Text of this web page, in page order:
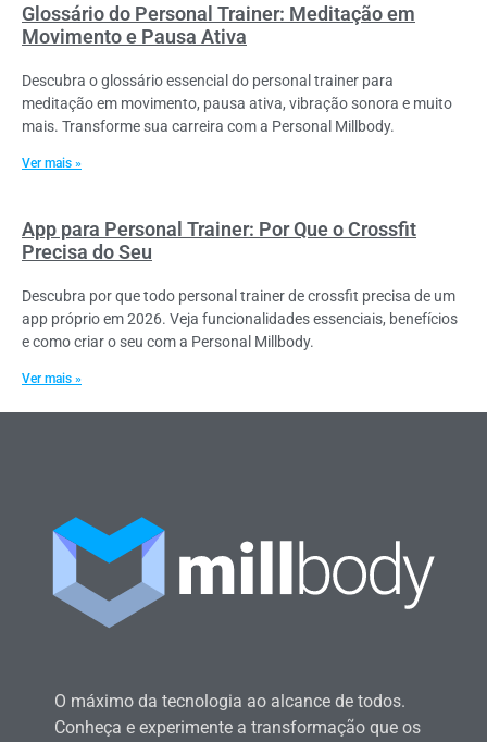
Glossário do Personal Trainer: Meditação em
Movimento e Pausa Ativa
Descubra o glossário essencial do personal trainer para
meditação em movimento, pausa ativa, vibração sonora e muito
mais. Transforme sua carreira com a Personal Millbody.
Ver mais »
App para Personal Trainer: Por Que o Crossfit
Precisa do Seu
Descubra por que todo personal trainer de crossfit precisa de um
app próprio em 2026. Veja funcionalidades essenciais, benefícios
e como criar o seu com a Personal Millbody.
Ver mais »
O máximo da tecnologia ao alcance de todos.
Conheça e experimente a transformação que os